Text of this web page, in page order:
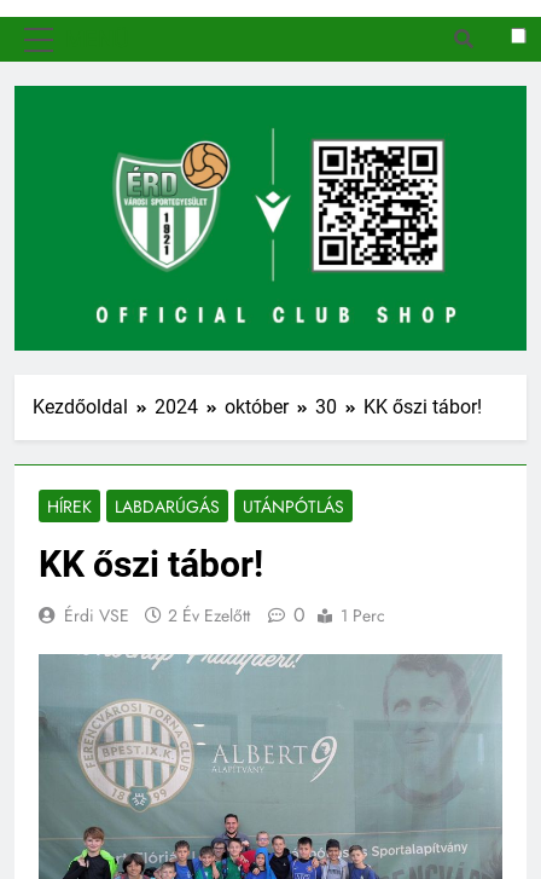
Kezdőoldal 2024 október 30 KK őszi tábor!
HÍREK LABDARÚGÁS UTÁNPÓTLÁS
KK őszi tábor!
Érdi VSE 2 Év Ezelőtt 0 1 Perc